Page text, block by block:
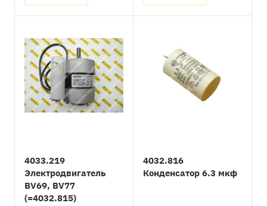
4033.219
Электродвигатель
BV69, BV77
(=4032.815)
4032.816
Конденсатор 6.3 мкф